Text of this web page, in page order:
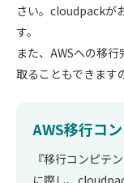
さい。cloudpackが
す。
また、AWSへの移
取ることもできます
AWS移行コ
『移行コンピテ